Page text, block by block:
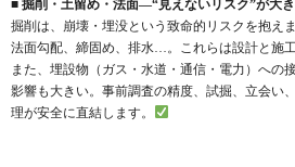
■ 掘削・土留め・法面—“見えないリスク”が大
掘削は、崩壊・埋没という致命的リスクを抱え
法面勾配、締固め、排水…。これらは設計と施
また、埋設物（ガス・水道・通信・電力）への
影響も大きい。事前調査の精度、試掘、立会い
理が安全に直結します。